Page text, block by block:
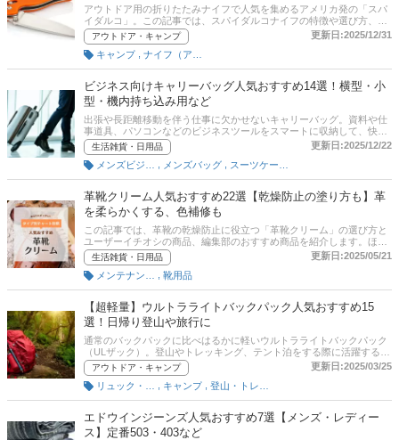
アウトドア用の折りたたみナイフで人気を集めるアメリカ発の「スパ
イダルコ」。この記事では、スパイダルコナイフの特徴や選び方、そ
しておすすめ商品をご紹介。使いやすいモデルや切れ味のちがいなど
も解説します。通販サイトの人気ランキングも掲載しているので、ど
れがいいか迷ったときは参考にしてみてくださいね。
アウトドア・キャンプ
更新日:2025/12/31
キャンプ
ビジネス向けキャリーバッグ人気おすすめ14選！横型・小
型・機内持ち込み用など
出張や長距離移動を伴う仕事に欠かせないキャリーバッグ。資料や仕
事道具、パソコンなどのビジネスツールをスマートに収納して、快適
に移動できるものを選びたいですよね。そこでこの記事では、『mono
マガジン』元編集長であり現在はプロダクトコンセプターの土居輝彦
さんへの取材をもとに、ビジネス向けキャリーバッグの選び方とユー
ザーイチオシの商品、編集部のおすすめ商品を紹介します！TUMIなど
人気ブランドを中心に、横型・小型・飛行機の機内持ち込みできるサ
イズの商品や、車輪が付いて持ち運びやすい商品、おしゃれなデザイ
ンの商品などを厳選。メンズ・レディース問わず使えるデザインも！
後半には、比較一覧表や通販サイトの最新人気ランキングもあるの
で、売れ筋や口コミとあわせてチェックしてみてください。
生活雑貨・日用品
更新日:2025/12/22
メンズバッグ
革靴クリーム人気おすすめ22選【乾燥防止の塗り方も】革
を柔らかくする、色補修も
この記事では、革靴の乾燥防止に役立つ「革靴クリーム」の選び方と
ユーザーイチオシの商品、編集部のおすすめ商品を紹介します。ほか
にも傷を修復したり、ツヤを出したり、色を補修したり、革を柔らか
くしたりと効果はさまざま。アニリンやコロニル、コロンブスといっ
た人気ブランドのミンクオイルなどを厳選！ チャート図に基づいたタ
イプ別診断も試してみてくださいね。ダイソーやセリアなどの100均
ショップでも販売されていますが、お気に入りの革靴に使うなら、有
名ブランドの商品を選んだほうが安全。比較一覧表や通販サイトの最
新人気ランキングもあるので、売れ筋や口コミとあわせてチェックし
てみてください。
生活雑貨・日用品
更新日:2025/05/21
靴用品
【超軽量】ウルトラライトバックパック人気おすすめ15
選！日帰り登山や旅行に
通常のバックパックに比べはるかに軽いウルトラライトバックパック
（ULザック）。登山やトレッキング、テント泊をする際に活躍するア
イテムです。パタゴニアやモンベルをはじめ、軽さだけじゃない機能
性に富んだ商品多数のメーカーから発売されています。そこでこの記
事では、ウルトラライトバックパックの選び方とおすすめ商品を紹介
します。20L、30L、50Lなど容量が商品によってさまざまなので、行
程と持ち物の量に応じてふさわしいものを選びましょう。後半には、
比較一覧表や通販サイトの最新人気ランキングもあるので、売れ筋や
口コミとあわせてチェックしてみてください。
アウトドア・キャンプ
更新日:2025/03/25
キャンプ
エドウインジーンズ人気おすすめ7選【メンズ・レディー
ス】定番503・403など